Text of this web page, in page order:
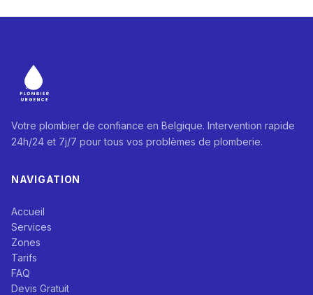
Votre plombier de confiance en Belgique. Intervention rapide
24h/24 et 7j/7 pour tous vos problèmes de plomberie.
NAVIGATION
Accueil
Services
Zones
Tarifs
FAQ
Devis Gratuit